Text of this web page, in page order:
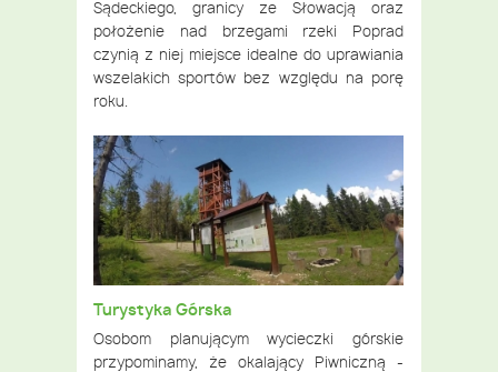
Sądeckiego, granicy ze Słowacją oraz
położenie nad brzegami rzeki Poprad
czynią z niej miejsce idealne do uprawiania
wszelakich sportów bez względu na porę
roku.
Turystyka Górska
Osobom planującym wycieczki górskie
przypominamy, że okalający Piwniczną -